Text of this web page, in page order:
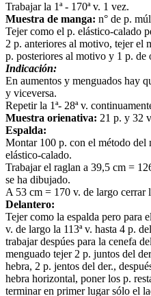
Trabajar la 1ª - 170ª v. 1 vez.
Muestra de manga: n° de p.
Tejer como el p. elástico-calado
2 p. anteriores al motivo, tejer el
p. posteriores al motivo y 1 p. de
Indicación:
En aumentos y menguados hay
y viceversa.
Repetir la 1ª- 28ª v.
Muestra orienativa: 21 p. y 32
Espalda:
Montar 100 p. con el método del
elástico-calado.
Trabajar el raglan a 39,5 cm =
se ha dibujado.
A 53 cm = 170 v. de largo cerrar
Delantero:
Tejer como la espalda pero para
v. de largo la 113ª v. hasta 4 p.
trabajar despúes para la cenefa
menguado tejer 2 p. juntos del
hebra, 2 p. jentos del der.,
hebra horizontal, poner los p.
terminar en primer lugar sólo el